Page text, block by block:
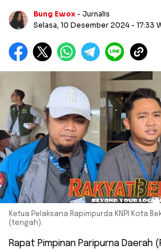
Bung Ewox - Jurnalis
Selasa, 10 Desember 2024 - 17:33
Ketua Pelaksana Rapimpurda KNPI Kota
(tengah).
Rapat Pimpinan Paripurna Daerah